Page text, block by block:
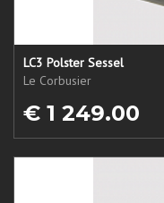
LC3 Polster Sessel
Le Corbusier
€ 1 249.00